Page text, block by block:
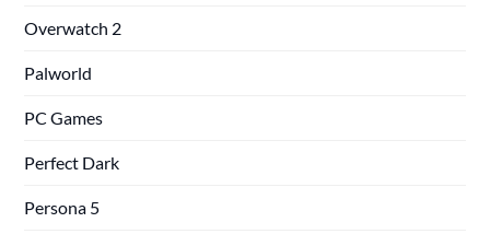
Overwatch 2
Palworld
PC Games
Perfect Dark
Persona 5